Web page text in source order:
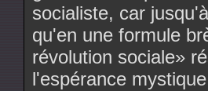
socialiste, car
qu'en une formule
révolution sociale»
l'espérance